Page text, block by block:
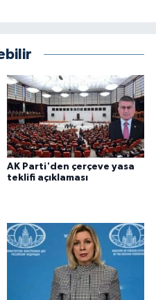
AK Parti'den çerçeve yasa
teklifi açıklaması